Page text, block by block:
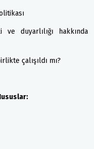
duyarlılığı hakkında
çalışıldı mı?